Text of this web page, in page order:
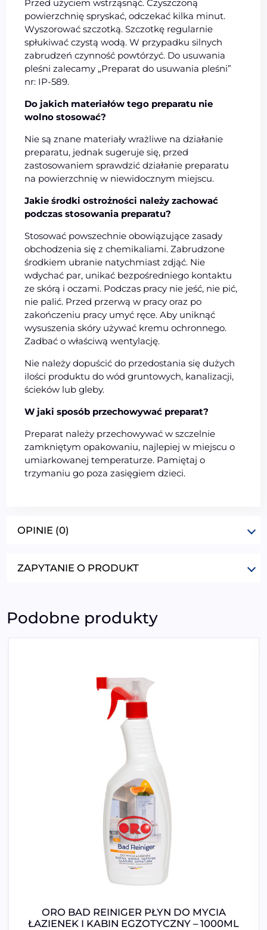
Przed użyciem wstrząsnąć. Czyszczoną
powierzchnię spryskać, odczekać kilka minut.
Wyszorować szczotką. Szczotkę regularnie
spłukiwać czystą wodą. W przypadku silnych
zabrudzeń czynność powtórzyć. Do usuwania
pleśni zalecamy „Preparat do usuwania pleśni”
nr: IP-589.
Do jakich materiałów tego preparatu nie
wolno stosować?
Nie są znane materiały wrażliwe na działanie
preparatu, jednak sugeruje się, przed
zastosowaniem sprawdzić działanie preparatu
na powierzchnię w niewidocznym miejscu.
Jakie środki ostrożności należy zachować
podczas stosowania preparatu?
Stosować powszechnie obowiązujące zasady
obchodzenia się z chemikaliami. Zabrudzone
środkiem ubranie natychmiast zdjąć. Nie
wdychać par, unikać bezpośredniego kontaktu
ze skórą i oczami. Podczas pracy nie jeść, nie pić,
nie palić. Przed przerwą w pracy oraz po
zakończeniu pracy umyć ręce. Aby uniknąć
wysuszenia skóry używać kremu ochronnego.
Zadbać o właściwą wentylację.
Nie należy dopuścić do przedostania się dużych
ilości produktu do wód gruntowych, kanalizacji,
ścieków lub gleby.
W jaki sposób przechowywać preparat?
Preparat należy przechowywać w szczelnie
zamkniętym opakowaniu, najlepiej w miejscu o
umiarkowanej temperaturze. Pamiętaj o
trzymaniu go poza zasięgiem dzieci.
OPINIE (0)
ZAPYTANIE O PRODUKT
Podobne produkty
ORO BAD REINIGER PŁYN DO MYCIA
ŁAZIENEK I KABIN EGZOTYCZNY – 1000ML